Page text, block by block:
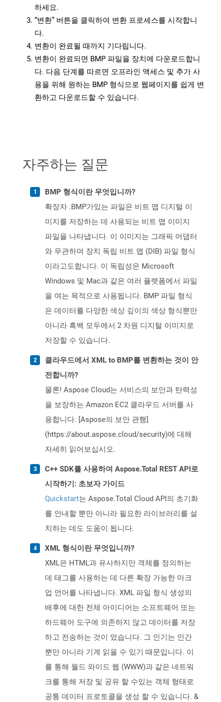
하세요.
“변환” 버튼을 클릭하여 변환 프로세스를 시작합니
다.
변환이 완료될 때까지 기다립니다.
변환이 완료되면 BMP 파일을 장치에 다운로드합니
다. 다음 단계를 따르면 오프라인 액세스 및 추가 사
용을 위해 원하는 BMP 형식으로 웹페이지를 쉽게 변
환하고 다운로드할 수 있습니다.
자주하는 질문
BMP 형식이란 무엇입니까?
확장자 .BMP가있는 파일은 비트 맵 디지털 이
미지를 저장하는 데 사용되는 비트 맵 이미지
파일을 나타냅니다. 이 이미지는 그래픽 어댑터
와 무관하며 장치 독립 비트 맵 (DIB) 파일 형식
이라고도합니다. 이 독립성은 Microsoft
Windows 및 Mac과 같은 여러 플랫폼에서 파일
을 여는 목적으로 사용됩니다. BMP 파일 형식
은 데이터를 다양한 색상 깊이의 색상 형식뿐만
아니라 흑백 모두에서 2 차원 디지털 이미지로
저장할 수 있습니다.
클라우드에서 XML to BMP를 변환하는 것이 안
전합니까?
물론! Aspose Cloud는 서비스의 보안과 탄력성
을 보장하는 Amazon EC2 클라우드 서버를 사
용합니다. [Aspose의 보안 관행]
(https://about.aspose.cloud/security)에 대해
자세히 읽어보십시오.
C++ SDK를 사용하여 Aspose.Total REST API로
시작하기: 초보자 가이드
Quickstart는 Aspose.Total Cloud API의 초기화
를 안내할 뿐만 아니라 필요한 라이브러리를 설
치하는 데도 도움이 됩니다.
XML 형식이란 무엇입니까?
XML은 HTML과 유사하지만 객체를 정의하는
데 태그를 사용하는 데 다른 확장 가능한 마크
업 언어를 나타냅니다. XML 파일 형식 생성의
배후에 대한 전체 아이디어는 소프트웨어 또는
하드웨어 도구에 의존하지 않고 데이터를 저장
하고 전송하는 것이 었습니다. 그 인기는 인간
뿐만 아니라 기계 읽을 수 있기 때문입니다. 이
를 통해 월드 와이드 웹 (WWW)과 같은 네트워
크를 통해 저장 및 공유 할 수있는 객체 형태로
공통 데이터 프로토콜을 생성 할 수 있습니다. &